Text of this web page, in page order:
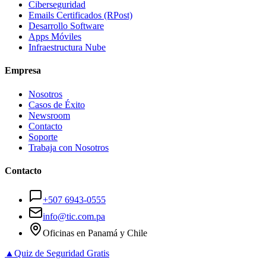
Ciberseguridad
Emails Certificados (RPost)
Desarrollo Software
Apps Móviles
Infraestructura Nube
Empresa
Nosotros
Casos de Éxito
Newsroom
Contacto
Soporte
Trabaja con Nosotros
Contacto
+507 6943-0555
info@tic.com.pa
Oficinas en Panamá y Chile
▲ Quiz de Seguridad Gratis